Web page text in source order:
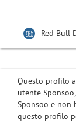
Questo profilo
utente
Sponsoo e non
questo profilo
Red Bull